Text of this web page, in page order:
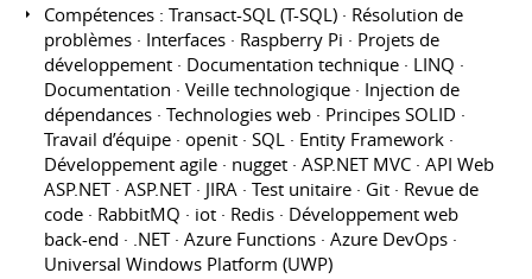
Compétences : Transact-SQL (T-SQL) · Résolution de
problèmes · Interfaces · Raspberry Pi · Projets de
développement · Documentation technique · LINQ ·
Documentation · Veille technologique · Injection de
dépendances · Technologies web · Principes SOLID ·
Travail d’équipe · openit · SQL · Entity Framework ·
Développement agile · nugget · ASP.NET MVC · API Web
ASP.NET · ASP.NET · JIRA · Test unitaire · Git · Revue de
code · RabbitMQ · iot · Redis · Développement web
back-end · .NET · Azure Functions · Azure DevOps ·
Universal Windows Platform (UWP)